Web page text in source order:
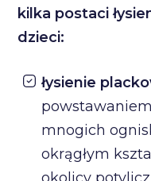
kilka postaci
dzieci:
łysienie
mnogich
okrągłym